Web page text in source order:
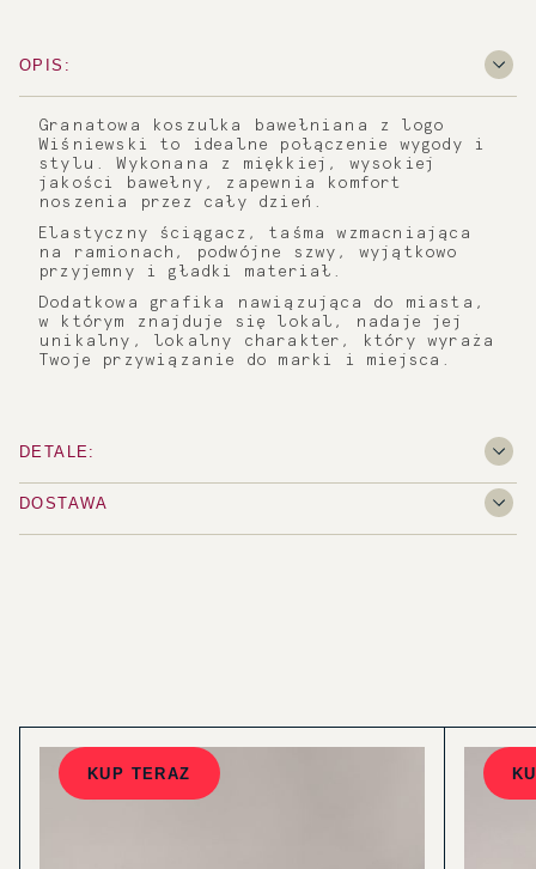
OPIS:
Granatowa koszulka bawełniana z logo
Wiśniewski to idealne połączenie wygody i
stylu. Wykonana z miękkiej, wysokiej
jakości bawełny, zapewnia komfort
noszenia przez cały dzień.
Elastyczny ściągacz, taśma wzmacniająca
na ramionach, podwójne szwy, wyjątkowo
przyjemny i gładki materiał.
Dodatkowa grafika nawiązująca do miasta,
w którym znajduje się lokal, nadaje jej
unikalny, lokalny charakter, który wyraża
Twoje przywiązanie do marki i miejsca.
DETALE:
DOSTAWA
KUP TERAZ